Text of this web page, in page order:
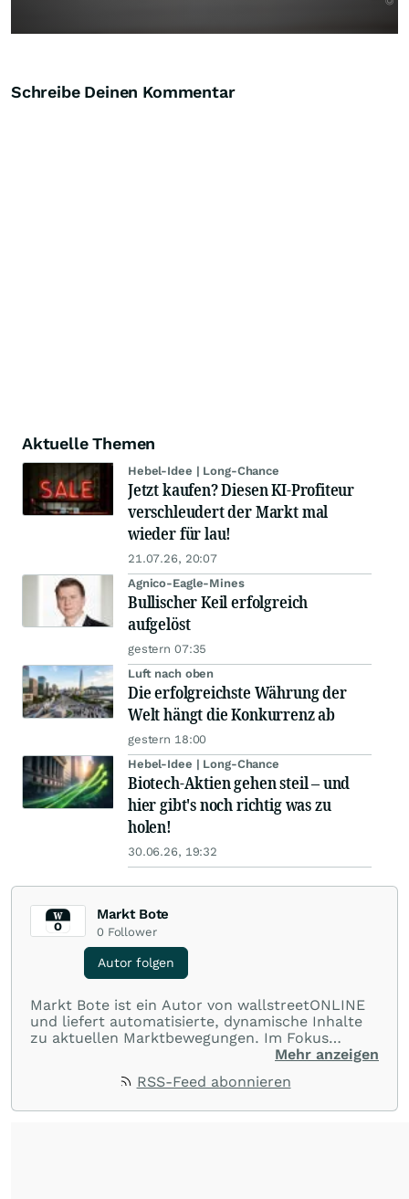
Schreibe Deinen Kommentar
Aktuelle Themen
Hebel-Idee | Long-Chance
Jetzt kaufen? Diesen KI-Profiteur
verschleudert der Markt mal
wieder für lau!
21.07.26, 20:07
Agnico-Eagle-Mines
Bullischer Keil erfolgreich
aufgelöst
gestern 07:35
Luft nach oben
Die erfolgreichste Währung der
Welt hängt die Konkurrenz ab
gestern 18:00
Hebel-Idee | Long-Chance
Biotech-Aktien gehen steil – und
hier gibt's noch richtig was zu
holen!
30.06.26, 19:32
Markt Bote
0 Follower
Autor folgen
Markt Bote ist ein Autor von wallstreetONLINE
und liefert automatisierte, dynamische Inhalte
zu aktuellen Marktbewegungen. Im Fokus
stehen Tops und Flops, Branchentrends und
Rohstoffe oder Krypto – die Beiträge sind kurz,
Mehr anzeigen
RSS-Feed abonnieren